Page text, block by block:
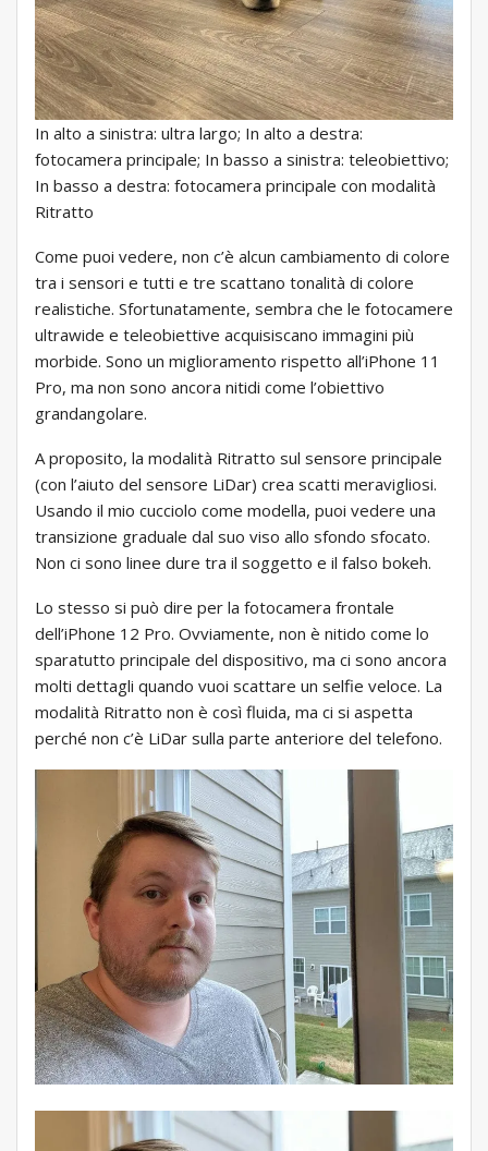
In alto a sinistra: ultra largo; In alto a destra:
fotocamera principale; In basso a sinistra: teleobiettivo;
In basso a destra: fotocamera principale con modalità
Ritratto
Come puoi vedere, non c’è alcun cambiamento di colore
tra i sensori e tutti e tre scattano tonalità di colore
realistiche. Sfortunatamente, sembra che le fotocamere
ultrawide e teleobiettive acquisiscano immagini più
morbide. Sono un miglioramento rispetto all’iPhone 11
Pro, ma non sono ancora nitidi come l’obiettivo
grandangolare.
A proposito, la modalità Ritratto sul sensore principale
(con l’aiuto del sensore LiDar) crea scatti meravigliosi.
Usando il mio cucciolo come modella, puoi vedere una
transizione graduale dal suo viso allo sfondo sfocato.
Non ci sono linee dure tra il soggetto e il falso bokeh.
Lo stesso si può dire per la fotocamera frontale
dell’iPhone 12 Pro. Ovviamente, non è nitido come lo
sparatutto principale del dispositivo, ma ci sono ancora
molti dettagli quando vuoi scattare un selfie veloce. La
modalità Ritratto non è così fluida, ma ci si aspetta
perché non c’è LiDar sulla parte anteriore del telefono.